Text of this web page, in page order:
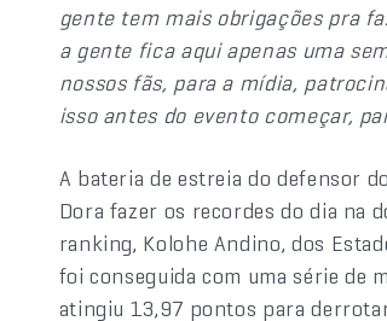
gente tem mais obrigações pra
a gente fica aqui apenas uma
nossos fãs, para a mídia,
isso antes do evento começar,
A bateria de estreia do defensor
Dora fazer os recordes do dia na
ranking, Kolohe Andino, dos
foi conseguida com uma série de
atingiu 13,97 pontos para